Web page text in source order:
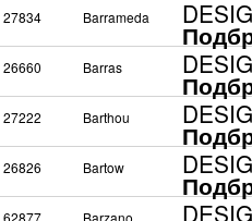
27834 Barrameda
26660 Barras
27222 Barthou
26826 Bartow
62877 Barzano